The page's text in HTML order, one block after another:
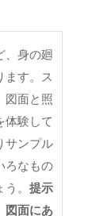
、身の廻
ます。ス
図面と照
体験して
サンプル
ろなもの
。 提示
図面にあ